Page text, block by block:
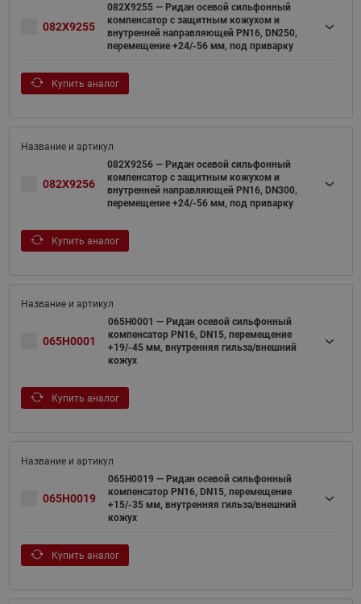
082X9255
082X9255 — Ридан осевой сильфонный
компенсатор с защитным кожухом и
внутренней направляющей PN16, DN250,
перемещение +24/-56 мм, под приварку
Купить аналог
082X9256
082X9256 — Ридан осевой сильфонный
компенсатор с защитным кожухом и
внутренней направляющей PN16, DN300,
перемещение +24/-56 мм, под приварку
Купить аналог
065H0001
065H0001 — Ридан осевой сильфонный
компенсатор PN16, DN15, перемещение
+19/-45 мм, внутренняя гильза/внешний
кожух
Купить аналог
065H0019
065H0019 — Ридан осевой сильфонный
компенсатор PN16, DN15, перемещение
+15/-35 мм, внутренняя гильза/внешний
кожух
Купить аналог